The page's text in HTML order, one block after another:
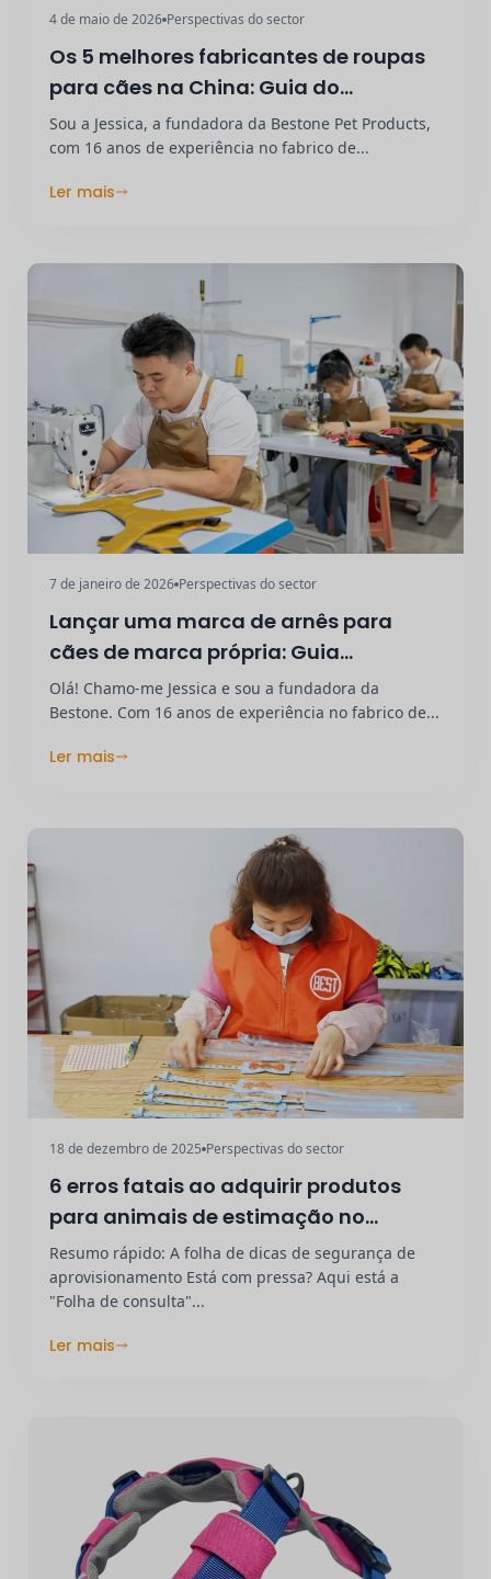
4 de maio de 2026 Perspectivas do sector
Os 5 melhores fabricantes de roupas
para cães na China: Guia do
comprador completo de 2026
Sou a Jessica, a fundadora da Bestone Pet Products,
com 16 anos de experiência no fabrico de...
Ler mais
7 de janeiro de 2026 Perspectivas do sector
Lançar uma marca de arnês para
cães de marca própria: Guia
Completo
Olá! Chamo-me Jessica e sou a fundadora da
Bestone. Com 16 anos de experiência no fabrico de...
Ler mais
18 de dezembro de 2025 Perspectivas do sector
6 erros fatais ao adquirir produtos
para animais de estimação no
estrangeiro
Resumo rápido: A folha de dicas de segurança de
aprovisionamento Está com pressa? Aqui está a
"Folha de consulta"...
Ler mais